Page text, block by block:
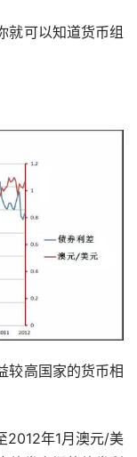
就可以知道货币组
较高国家的货币相
2012年1月澳元/美